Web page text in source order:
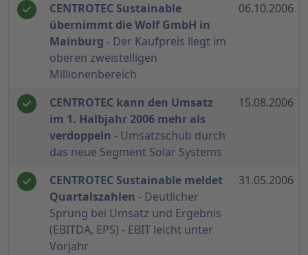
CENTROTEC Sustainable
übernimmt die Wolf GmbH in
Mainburg - Der Kaufpreis liegt im
oberen zweistelligen
Millionenbereich
06.10.2006
CENTROTEC kann den Umsatz
im 1. Halbjahr 2006 mehr als
verdoppeln - Umsatzschub durch
das neue Segment Solar Systems
15.08.2006
CENTROTEC Sustainable meldet
Quartalszahlen - Deutlicher
Sprung bei Umsatz und Ergebnis
(EBITDA, EPS) - EBIT leicht unter
Vorjahr
31.05.2006